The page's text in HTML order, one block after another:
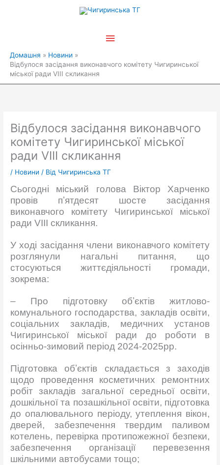
Головне
Домашня
Новини
Відбулося засідання виконавчого комітету Чигиринської
міської ради VIII скликання
Відбулося засідання виконавчого
комітету Чигиринської міської
ради VIII скликання
/ Новини / Від Чигиринська ТГ
Сьогодні міський голова Віктор Харченко
провів пʼятдесят шосте засідання
виконавчого комітету Чигиринської міської
ради VIII скликання.
У ході засідання члени виконавчого комітету
розглянули нагальні питання, що
стосуються життєдіяльності громади,
зокрема:
– Про підготовку обʼєктів житлово-
комунального господарства, закладів освіти,
соціальних закладів, медичних установ
Чигиринської міської ради до роботи в
осінньо-зимовий період 2024-2025рр.
Підготовка обʼєктів складається з заходів
щодо проведення косметичних ремонтних
робіт закладів загальної середньої освіти,
дошкільної та позашкільної освіти, підготовка
до опалювального періоду, утеплення вікон,
дверей, забезпечення твердим паливом
котелень, перевірка протипожежної безпеки,
забезпечення організації перевезення
шкільними автобусами тощо;